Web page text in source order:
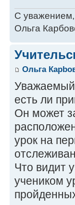
С уважением,
Ольга
Ольга
есть ли
Он может
урок на
Что видит
учеником